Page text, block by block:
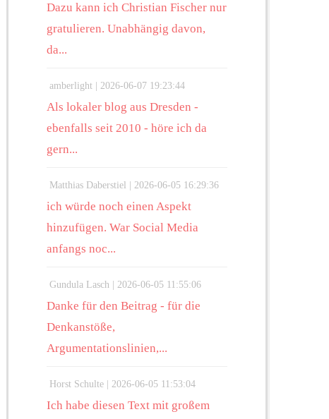
Dazu kann ich Christian Fischer nur
gratulieren. Unabhängig davon,
da...
amberlight | 2026-06-07 19:23:44
Als lokaler blog aus Dresden -
ebenfalls seit 2010 - höre ich da
gern...
Matthias Daberstiel | 2026-06-05 16:29:36
ich würde noch einen Aspekt
hinzufügen. War Social Media
anfangs noc...
Gundula Lasch | 2026-06-05 11:55:06
Danke für den Beitrag - für die
Denkanstöße,
Argumentationslinien,...
Horst Schulte | 2026-06-05 11:53:04
Ich habe diesen Text mit großem